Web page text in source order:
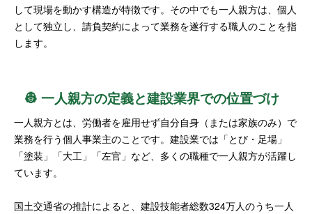
して現場を動かす構造が特徴です。その中でも一人親方は、個人
として独立し、請負契約によって業務を遂行する職人のことを指
します。
👷 一人親方の定義と建設業界での位置づけ
一人親方とは、労働者を雇用せず自分自身（または家族のみ）で
業務を行う個人事業主のことです。建設業では「とび・足場」
「塗装」「大工」「左官」など、多くの職種で一人親方が活躍し
ています。
国土交通省の推計によると、建設技能者総数324万人のうち一人